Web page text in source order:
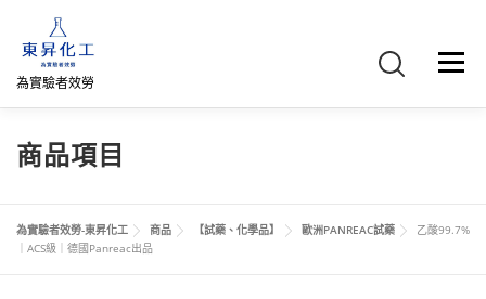
為實驗者效勞
選單
首頁 關於我們
網路商店 直購專區 詢價車、購物車/會員
商品項目
為實驗者效勞-東昇化工 商品 【試藥、化學品】 歐洲PANREAC試藥
乙酸99.7%
｜ACS級｜德國Panreac出品